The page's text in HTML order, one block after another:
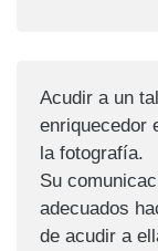
Acudir a un
enriquecedor
la fotografía.
Su
adecuados
de acudir a